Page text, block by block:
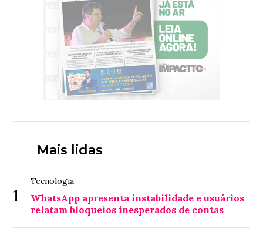
Mais lidas
1
Tecnologia
WhatsApp apresenta instabilidade e usuários
relatam bloqueios inesperados de contas